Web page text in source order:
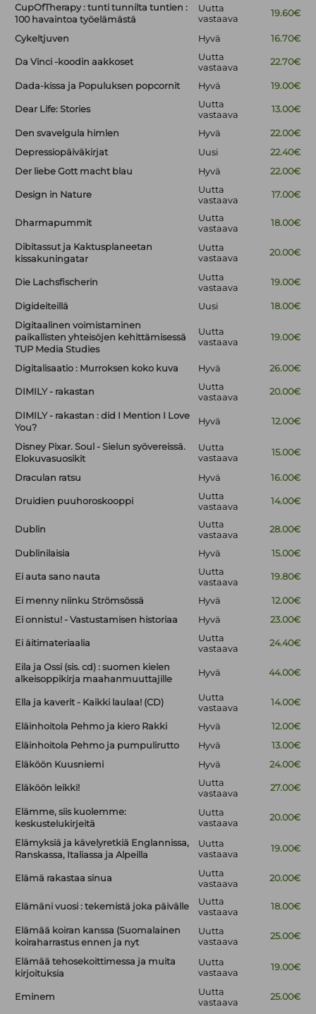
CupOfTherapy : tunti tunnilta tuntien :
100 havaintoa työelämästä
Uutta
vastaava
19.60€
Cykeltjuven Hyvä 16.70€
Da Vinci -koodin aakkoset
Uutta
vastaava
22.70€
Dada-kissa ja Populuksen popcornit Hyvä 19.00€
Dear Life: Stories
Uutta
vastaava
13.00€
Den svavelgula himlen Hyvä
22.00€
Depressiopäiväkirjat
Uusi
22.40€
Der liebe Gott macht blau
Hyvä 22.00€
Design in Nature
Uutta
vastaava
17.00€
Dharmapummit
Uutta
vastaava
18.00€
Dibitassut ja Kaktusplaneetan
kissakuningatar
Uutta
vastaava
20.00€
Die Lachsfischerin
Uutta
vastaava
19.00€
Digideiteillä Uusi
18.00€
Digitaalinen voimistaminen
paikallisten yhteisöjen kehittämisessä
TUP Media Studies
Uutta
vastaava
19.00€
Digitalisaatio : Murroksen koko kuva Hyvä 26.00€
DIMILY - rakastan
Uutta
vastaava
20.00€
DIMILY - rakastan : did I Mention I Love
You?
Hyvä 12.00€
Disney Pixar. Soul - Sielun syövereissä.
Elokuvasuosikit
Uutta
vastaava
15.00€
Draculan ratsu Hyvä 16.00€
Druidien puuhoroskooppi
Uutta
vastaava
14.00€
Dublin
Uutta
vastaava
28.00€
Dublinilaisia Hyvä 15.00€
Ei auta sano nauta
Uutta
vastaava
19.80€
Ei menny niinku Strömsössä Hyvä
12.00€
Ei onnistu! - Vastustamisen historiaa
Hyvä 23.00€
Ei äitimateriaalia
Uutta
vastaava
24.40€
Eila ja Ossi (sis. cd) : suomen kielen
alkeisoppikirja maahanmuuttajille
Hyvä 44.00€
Ella ja kaverit - Kaikki laulaa! (CD)
Uutta
vastaava
14.00€
Eläinhoitola Pehmo ja kiero Rakki Hyvä
12.00€
Eläinhoitola Pehmo ja pumpulirutto
Hyvä
13.00€
Eläköön Kuusniemi
Hyvä 24.00€
Eläköön leikki!
Uutta
vastaava
27.00€
Elämme, siis kuolemme:
keskustelukirjeitä
Uutta
vastaava
20.00€
Elämyksiä ja kävelyretkiä Englannissa,
Ranskassa, Italiassa ja Alpeilla
Uutta
vastaava
19.00€
Elämä rakastaa sinua
Uutta
vastaava
20.00€
Elämäni vuosi : tekemistä joka päivälle
Uutta
vastaava
18.00€
Elämää koiran kanssa (Suomalainen
koiraharrastus ennen ja nyt
Uutta
vastaava
25.00€
Elämää tehosekoittimessa ja muita
kirjoituksia
Uutta
vastaava
19.00€
Eminem
Uutta
vastaava
25.00€